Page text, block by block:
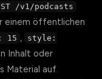
/v1/podcasts
einem öffentlichen
15 ,
style:
Inhalt oder
Material auf.